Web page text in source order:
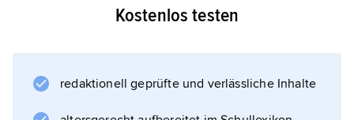
in Haarlem. Hooch malte zunächst Soldaten-
Kostenlos testen
redaktionell geprüfte und verlässliche Inhalte